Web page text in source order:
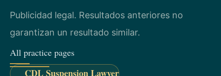
Publicidad legal. Resultados anteriores no
garantizan un resultado similar.
All practice pages
CDL Suspension Lawyer